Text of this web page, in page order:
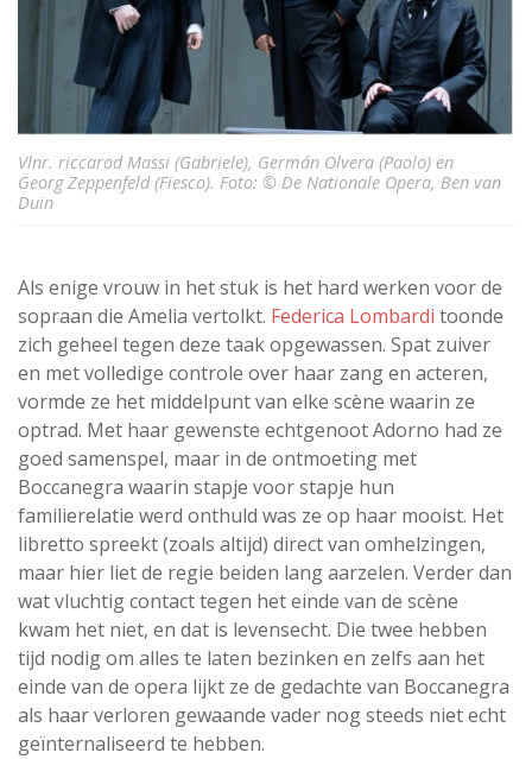
Vlnr. riccarod Massi (Gabriele), Germán Olvera (Paolo) en
Georg Zeppenfeld (Fiesco). Foto: © De Nationale Opera, Ben van
Duin
Als enige vrouw in het stuk is het hard werken voor de
sopraan die Amelia vertolkt. Federica Lombardi toonde
zich geheel tegen deze taak opgewassen. Spat zuiver
en met volledige controle over haar zang en acteren,
vormde ze het middelpunt van elke scène waarin ze
optrad. Met haar gewenste echtgenoot Adorno had ze
goed samenspel, maar in de ontmoeting met
Boccanegra waarin stapje voor stapje hun
familierelatie werd onthuld was ze op haar mooist. Het
libretto spreekt (zoals altijd) direct van omhelzingen,
maar hier liet de regie beiden lang aarzelen. Verder dan
wat vluchtig contact tegen het einde van de scène
kwam het niet, en dat is levensecht. Die twee hebben
tijd nodig om alles te laten bezinken en zelfs aan het
einde van de opera lijkt ze de gedachte van Boccanegra
als haar verloren gewaande vader nog steeds niet echt
geïnternaliseerd te hebben.